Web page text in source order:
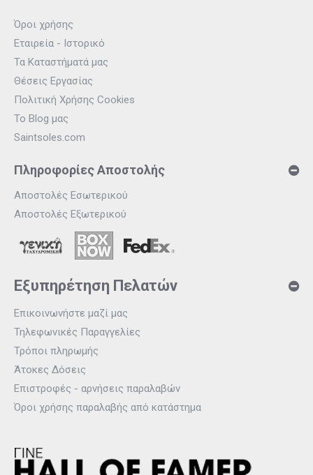
Όροι χρήσης
Εταιρεία - Ιστορικό
Τα Καταστήματά μας
Θέσεις Εργασίας
Πολιτική Χρήσης Cookies
Το Blog μας
Saintsoles.com
Πληροφορίες Αποστολής
Αποστολές Εσωτερικού
Αποστολές Εξωτερικού
Εξυπηρέτηση Πελατών
Επικοινωνήστε μαζί μας
Τηλεφωνικές Παραγγελίες
Τρόποι πληρωμής
Άτοκες Δόσεις
Επιστροφές - αρνήσεις παραλαβών
Όροι χρήσης παραλαβής από κατάστημα